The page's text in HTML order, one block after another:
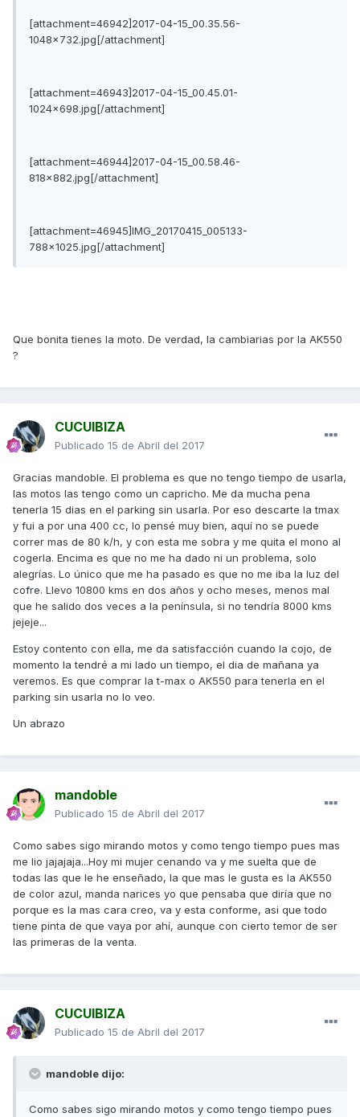
[attachment=46942]2017-04-15_00.35.56-
1048x732.jpg[/attachment]
[attachment=46943]2017-04-15_00.45.01-
1024x698.jpg[/attachment]
[attachment=46944]2017-04-15_00.58.46-
818x882.jpg[/attachment]
[attachment=46945]IMG_20170415_005133-
788x1025.jpg[/attachment]
Que bonita tienes la moto. De verdad, la cambiarias por la AK550
?
CUCUIBIZA
Publicado 15 de Abril del 2017
Gracias mandoble. El problema es que no tengo tiempo de usarla,
las motos las tengo como un capricho. Me da mucha pena
tenerla 15 dias en el parking sin usarla. Por eso descarte la tmax
y fui a por una 400 cc, lo pensé muy bien, aquí no se puede
correr mas de 80 k/h, y con esta me sobra y me quita el mono al
cogerla. Encima es que no me ha dado ni un problema, solo
alegrías. Lo único que me ha pasado es que no me iba la luz del
cofre. Llevo 10800 kms en dos años y ocho meses, menos mal
que he salido dos veces a la península, si no tendría 8000 kms
jejeje...
Estoy contento con ella, me da satisfacción cuando la cojo, de
momento la tendré a mi lado un tiempo, el dia de mañana ya
veremos. Es que comprar la t-max o AK550 para tenerla en el
parking sin usarla no lo veo.
Un abrazo
mandoble
Publicado 15 de Abril del 2017
Como sabes sigo mirando motos y como tengo tiempo pues mas
me lio jajajaja...Hoy mi mujer cenando va y me suelta que de
todas las que le he enseñado, la que mas le gusta es la AK550
de color azul, manda narices yo que pensaba que diría que no
porque es la mas cara creo, va y esta conforme, asi que todo
tiene pinta de que vaya por ahí, aunque con cierto temor de ser
las primeras de la venta.
CUCUIBIZA
Publicado 15 de Abril del 2017
mandoble dijo:
Como sabes sigo mirando motos y como tengo tiempo pues